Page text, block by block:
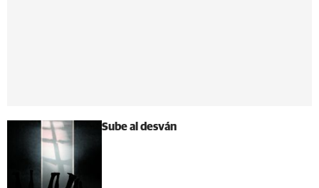
Sube al desván